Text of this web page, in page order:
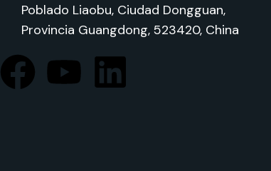
Poblado Liaobu, Ciudad Dongguan,
Provincia Guangdong, 523420, China
F
a
Y
o
L
i